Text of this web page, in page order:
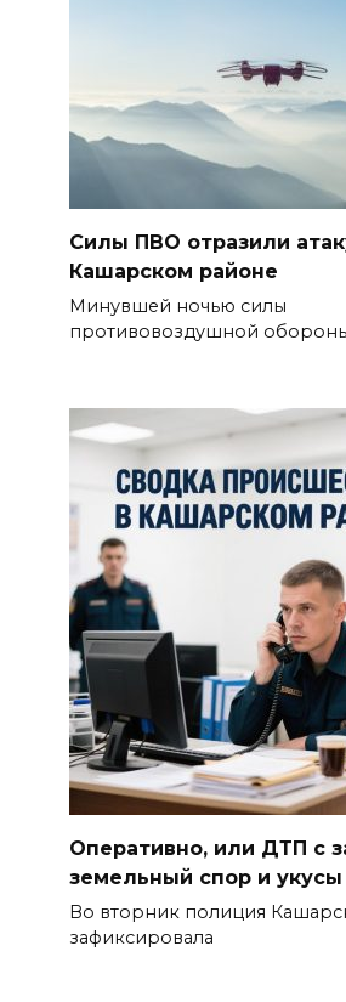
Силы ПВО отразили
Кашарском районе
Минувшей ночью силы
противовоздушной
Оперативно, или ДТП с
земельный спор и укусы
Во вторник полиция
зафиксировала